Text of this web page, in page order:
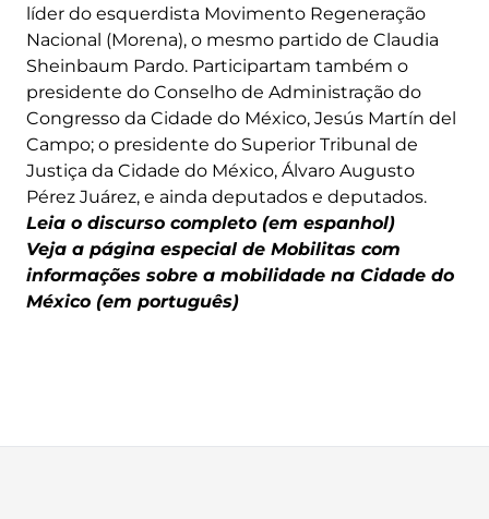
líder do esquerdista Movimento Regeneração
Nacional (Morena), o mesmo partido de Claudia
Sheinbaum Pardo. Participartam também o
presidente do Conselho de Administração do
Congresso da Cidade do México, Jesús Martín del
Campo; o presidente do Superior Tribunal de
Justiça da Cidade do México, Álvaro Augusto
Pérez Juárez, e ainda deputados e deputados.
Leia o discurso completo (em espanhol)
Veja a página especial de Mobilitas com
informações sobre a mobilidade na Cidade do
México (em português)